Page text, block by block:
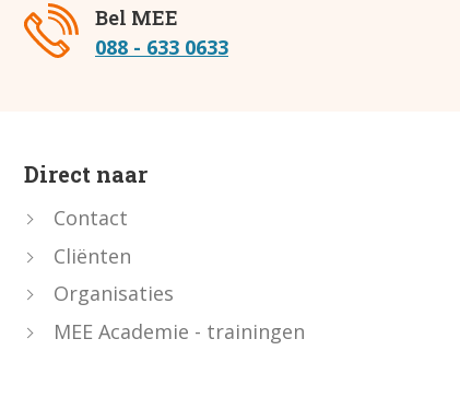
Bel MEE
088 - 633 0633
Direct naar
Contact
Cliënten
Organisaties
MEE Academie - trainingen